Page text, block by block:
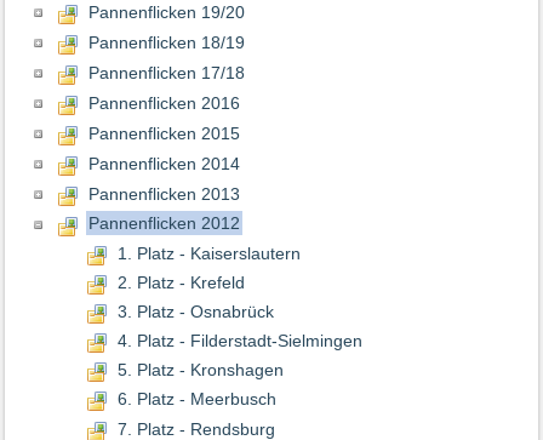
Pannenflicken 19/20
Pannenflicken 18/19
Pannenflicken 17/18
Pannenflicken 2016
Pannenflicken 2015
Pannenflicken 2014
Pannenflicken 2013
Pannenflicken 2012
1. Platz - Kaiserslautern
2. Platz - Krefeld
3. Platz - Osnabrück
4. Platz - Filderstadt-Sielmingen
5. Platz - Kronshagen
6. Platz - Meerbusch
7. Platz - Rendsburg